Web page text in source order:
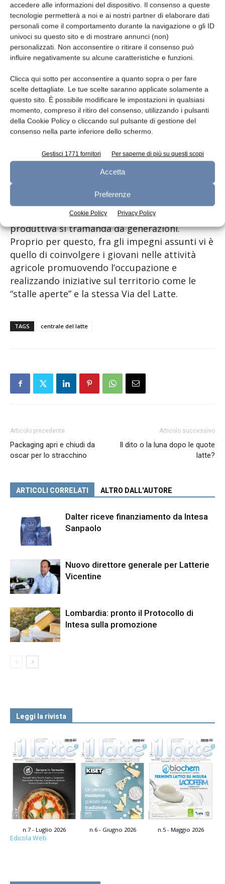
accedere alle informazioni del dispositivo. Il consenso a queste
tecnologie permetterà a noi e ai nostri partner di elaborare dati
personali come il comportamento durante la navigazione o gli ID
univoci su questo sito e di mostrare annunci (non)
personalizzati. Non acconsentire o ritirare il consenso può
influire negativamente su alcune caratteristiche e funzioni.
Clicca qui sotto per acconsentire a quanto sopra o per fare
scelte dettagliate. Le tue scelte saranno applicate solamente a
questo sito. È possibile modificare le impostazioni in qualsiasi
momento, compreso il ritiro del consenso, utilizzando i pulsanti
della Cookie Policy o cliccando sul pulsante di gestione del
consenso nella parte inferiore dello schermo.
Gestisci 1771 fornitori Per saperne di più su questi scopi
Accetta
Preferenze
Cookie Policy Privacy Policy
Venendo all’impegno per l’ambiente, sono
numerose le azioni avviate da Mukki e delle
aziende del Mugello per questo territorio. Fra
queste, Latte Mukki Selezione Mugello ha
ottenuto la Dichiarazione Ambientale di
effettiva sull’ambiente attestando l’efficacia
delle strategie messe in campo, come la
riduzione delle emissioni di gas a effetto serra
e l’utilizzo per l’intera gamma di Latte Fresco
Selezione Mugello delle confezioni Tetra Top
contenitori riciclabili e costituiti
prevalentemente da una materia prima
rinnovabile, la carta. Infine, la Carta degli
Impegni prevede azioni mirate a sostenere il
tessuto economico locale, con l’obiettivo di far
crescere questa terra, dove la tradizione
produttiva si tramanda da generazioni.
Proprio per questo, fra gli impegni assunti vi è
quello di coinvolgere i giovani nelle attività
agricole promuovendo l’occupazione e
realizzando iniziative sul territorio come le
“stalle aperte” e la stessa Via del Latte.
TAGS centrale del latte
Articolo precedente
Packaging apri e chiudi da
oscar per lo stracchino
Articolo successivo
Il dito o la luna dopo le quote
latte?
ARTICOLI CORRELATI ALTRO DALL'AUTORE
Dalter riceve finanziamento da Intesa
Sanpaolo
Nuovo direttore generale per Latterie
Vicentine
Lombardia: pronto il Protocollo di
Intesa sulla promozione
Leggi la rivista
n.7 - Luglio 2026 n.6 - Giugno 2026 n.5 - Maggio 2026
Edicola Web